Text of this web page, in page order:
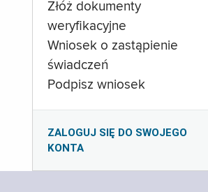
Złóż dokumenty
weryfikacyjne
Wniosek o zastąpienie
świadczeń
Podpisz wniosek
ZALOGUJ SIĘ DO SWOJEGO
KONTA